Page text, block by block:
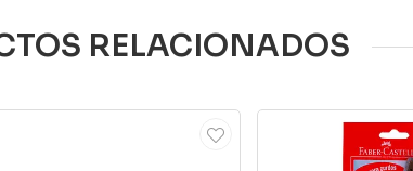
RELACIONADOS